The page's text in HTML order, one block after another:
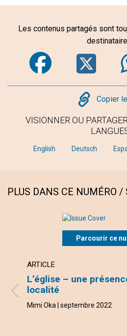
Les contenus partagés sont
Copy
Copier
VISIONNER OU
English Deutsch
PLUS DANS CE NUMÉRO
Parcourir ce
ARTICLE
L’église – une
localité
Mimi Oka | septembre 2022